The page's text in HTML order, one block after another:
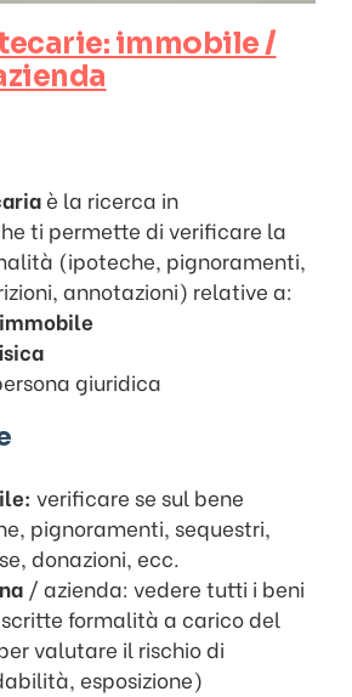
immobile /
è la ricerca in
ti permette di verificare la
(ipoteche, pignoramenti,
annotazioni) relative a:
immobile
giuridica
verificare se sul bene
pignoramenti, sequestri,
donazioni, ecc.
/ azienda: vedere tutti i beni
formalità a carico del
valutare il rischio di
esposizione)